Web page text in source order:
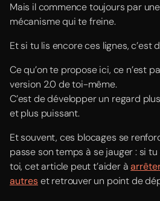
Mais il commence toujours par
mécanisme qui te freine.
Et si tu lis encore ces lignes, c’est
Ce qu’on te propose ici, ce n’est
version 2.0 de toi-même.
C’est de développer un regard
et plus puissant.
Et souvent, ces blocages se
passe son temps à se jauger : si
toi, cet article peut t’aider à
autreset retrouver un point de